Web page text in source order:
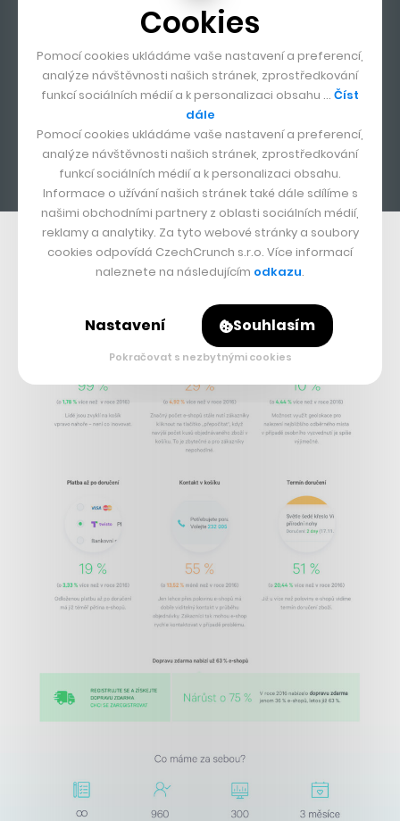
Cookies
Pomocí cookies ukládáme vaše nastavení a preferencí,
analýze návštěvnosti našich stránek, zprostředkování
funkcí sociálních médií a k personalizaci obsahu … Číst
dále
Pomocí cookies ukládáme vaše nastavení a preferencí,
analýze návštěvnosti našich stránek, zprostředkování
funkcí sociálních médií a k personalizaci obsahu.
Informace o užívání našich stránek také dále sdílíme s
našimi obchodními partnery z oblasti sociálních médií,
reklamy a analytiky. Za tyto webové stránky a soubory
cookies odpovídá CzechCrunch s.r.o. Více informací
naleznete na následujícím odkazu.
Nastavení Souhlasím
Pokračovat s nezbytnými cookies